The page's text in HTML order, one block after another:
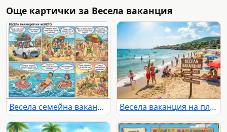
Още картички за Весела ваканция
Весела семейна ваканция на море: от пристигането до релакса на плажа. Весела ваканция на плажа: слънце, море и летни емоции под синьото небе.